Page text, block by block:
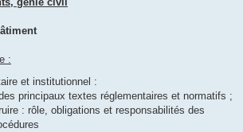
:
et institutionnel :
principaux textes réglementaires et normatifs ;
: rôle, obligations et responsabilités des